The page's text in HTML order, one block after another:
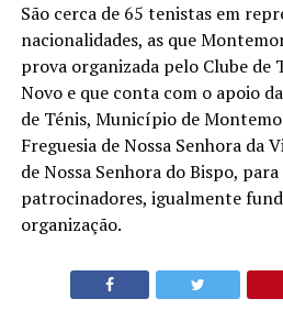
São cerca de 65 tenistas em
nacionalidades, as que
prova organizada pelo Clube de
Novo e que conta com o apoio
de Ténis, Município de
Freguesia de Nossa Senhora da
de Nossa Senhora do Bispo,
patrocinadores, igualmente
organização.